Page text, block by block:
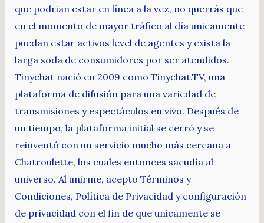
que podrian estar en línea a la vez, no querrás que
en el momento de mayor tráfico al día unicamente
puedan estar activos level de agentes y exista la
larga soda de consumidores por ser atendidos.
Tinychat nació en 2009 como Tinychat.TV, una
plataforma de difusión para una variedad de
transmisiones y espectáculos en vivo. Después de
un tiempo, la plataforma initial se cerró y se
reinventó con un servicio mucho más cercana a
Chatroulette, los cuales entonces sacudía al
universo. Al unirme, acepto Términos y
Condiciones, Política de Privacidad y configuración
de privacidad con el fin de que unicamente se